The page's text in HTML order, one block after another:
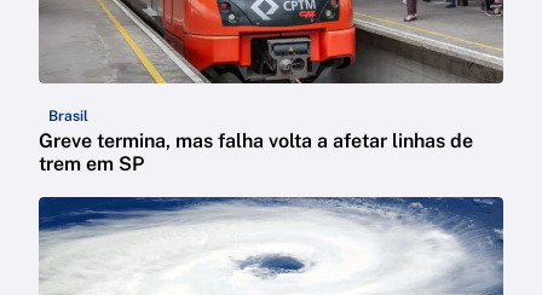
Brasil
Greve termina, mas falha volta a afetar linhas de
trem em SP